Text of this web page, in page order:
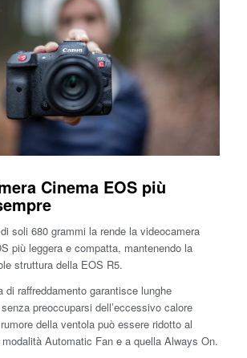
Cinema EOS più
soli 680 grammi la rende la videocamera
più leggera e compatta, mantenendo la
struttura della EOS R5.
di raffreddamento garantisce lunghe
preoccuparsi dell’eccessivo calore
della ventola può essere ridotto al
Automatic Fan e a quella Always On.